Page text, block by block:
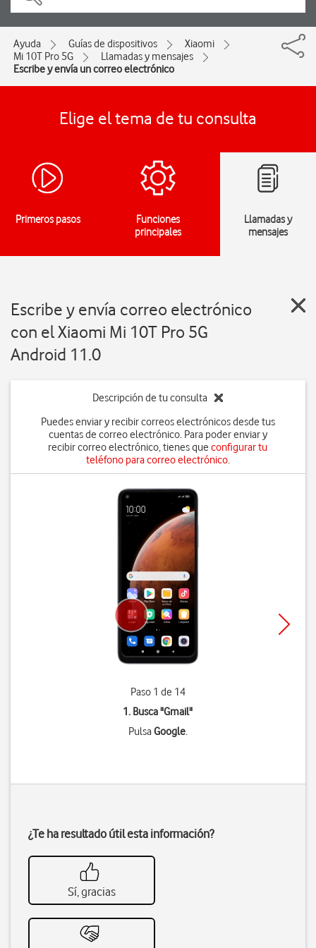
Ayuda Guías de dispositivos
Xiaomi
Mi 10T Pro 5G
Llamadas y mensajes
Escribe y envía un correo electrónico
Elige el tema de tu consulta
Primeros pasos
Funciones
principales
Llamadas y
mensajes
Escribe y envía correo electrónico
con el Xiaomi Mi 10T Pro 5G
Android 11.0
Descripción de tu consulta
Puedes enviar y recibir correos electrónicos desde tus
cuentas de correo electrónico. Para poder enviar y
recibir correo electrónico, tienes queconfigurar tu
teléfono para correo electrónico.
Paso 1 de 14
1. Busca "Gmail"
PulsaGoogle.
¿Te ha resultado útil esta información?
Sí, gracias